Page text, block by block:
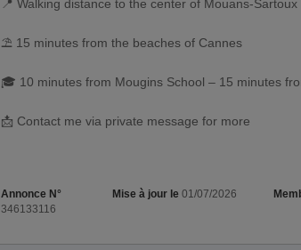
📍 Walking distance to the center of Mouans-
⛱️ 15 minutes from the beaches of Cannes
🎓 10 minutes from Mougins School – 15 minutes
📩 Contact me via private message for more
Annonce N°
346133116
Mise à jour le 01/07/2026